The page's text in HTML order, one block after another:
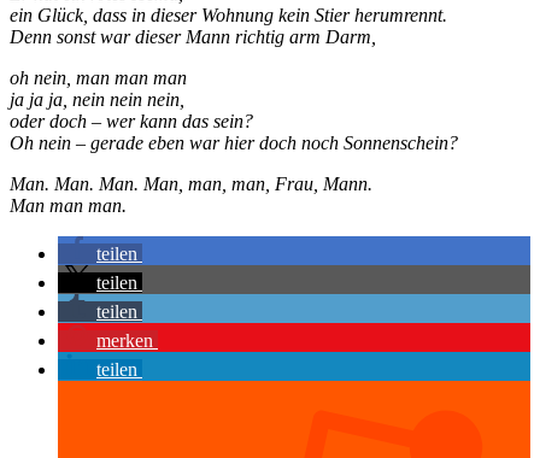
ein Glück, dass in dieser Wohnung kein Stier herumrennt.
Denn sonst war dieser Mann richtig arm Darm,
oh nein, man man man
ja ja ja, nein nein nein,
oder doch – wer kann das sein?
Oh nein – gerade eben war hier doch noch Sonnenschein?
Man. Man. Man. Man, man, man, Frau, Mann.
Man man man.
teilen
teilen
teilen
merken
teilen